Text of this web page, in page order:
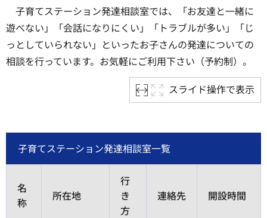
子育てステーション発達相談室では、「お友達と一緒に
遊べない」「会話になりにくい」「トラブルが多い」「じ
っとしていられない」といったお子さんの発達についての
相談を行っています。お気軽にご利用下さい（予約制）。
スライド操作で表示
子育てステーション発達相談室一覧
名
称
所在地
行
き
方
連絡先 開設時間